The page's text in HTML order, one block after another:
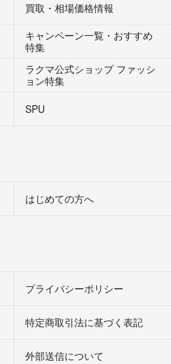
買取・相場価格情報
キャンペーン一覧・おすすめ
特集
ラクマ公式ショップ ファッシ
ョン特集
SPU
はじめての方へ
プライバシーポリシー
特定商取引法に基づく表記
外部送信について